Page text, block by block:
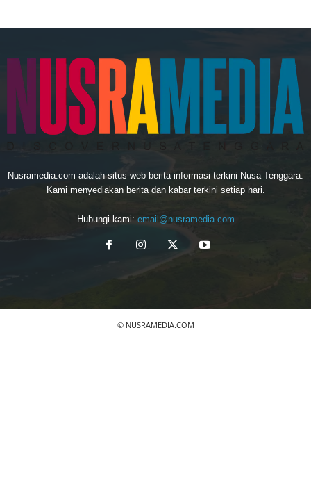
Nusramedia.com adalah situs web berita informasi terkini Nusa Tenggara.
Kami menyediakan berita dan kabar terkini setiap hari.
Hubungi kami: email@nusramedia.com
© NUSRAMEDIA.COM